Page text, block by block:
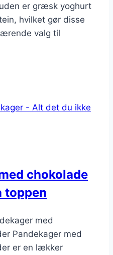
er græsk yoghurt
hvilket gør disse
valg til
chokolade
toppen
med
Pandekager med
er en lækker